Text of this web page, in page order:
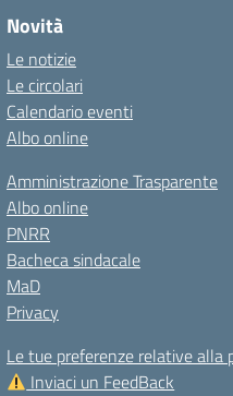
Novità
Le notizie
Le circolari
Calendario eventi
Albo online
Amministrazione Trasparente
Albo online
PNRR
Bacheca sindacale
MaD
Privacy
Le tue preferenze relative alla
Inviaci un FeedBack